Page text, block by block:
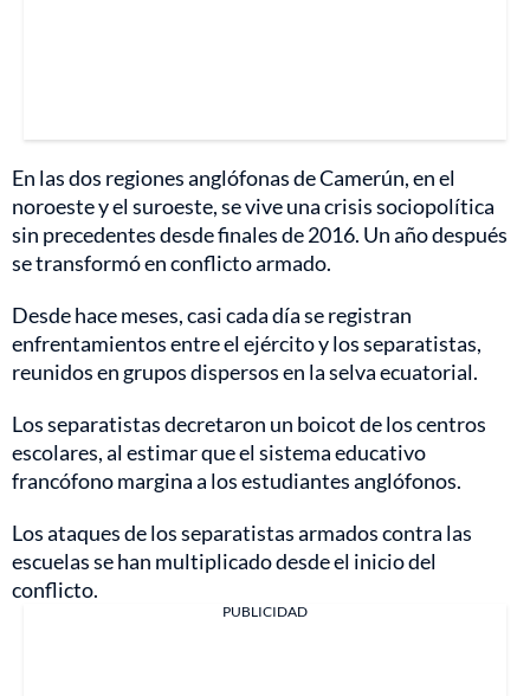
En las dos regiones anglófonas de Camerún, en el
noroeste y el suroeste, se vive una crisis sociopolítica
sin precedentes desde finales de 2016. Un año después
se transformó en conflicto armado.
Desde hace meses, casi cada día se registran
enfrentamientos entre el ejército y los separatistas,
reunidos en grupos dispersos en la selva ecuatorial.
Los separatistas decretaron un boicot de los centros
escolares, al estimar que el sistema educativo
francófono margina a los estudiantes anglófonos.
Los ataques de los separatistas armados contra las
escuelas se han multiplicado desde el inicio del
conflicto.
PUBLICIDAD